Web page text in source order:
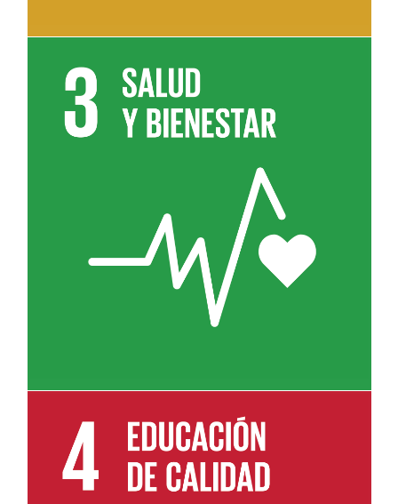
Leer más sobre el objetivo 3